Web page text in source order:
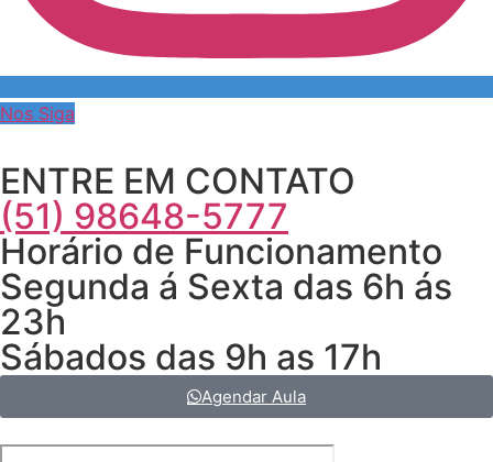
Nos Siga
ENTRE EM CONTATO
(51) 98648-5777
Horário de Funcionamento
Segunda á Sexta das 6h ás
23h
Sábados das 9h as 17h
Agendar Aula